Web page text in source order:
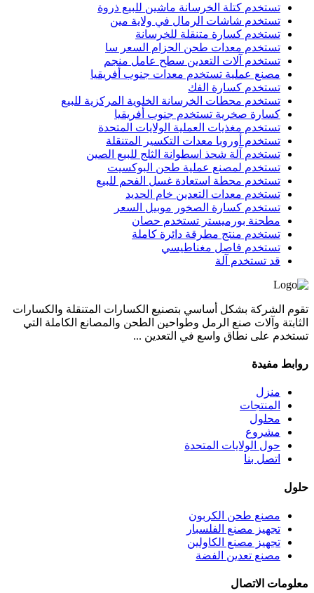
تستخدم كتلة الخرسانة ماشين للبيع ذروة
تستخدم شاشات الرمال في ولاية مين
تستخدم كسارة متنقلة للخرسانة
تستخدم معدات طحن الحزام السعر سا
تستخدم آلات التعدين سطح عامل منجم
مصنع عملية تستخدم معدات جنوب أفريقيا
تستخدم كسارة الفك
تستخدم محطات الخرسانة الخلوية المركزية للبيع
كسارة صخرية تستخدم جنوب أفريقيا
تستخدم مغذيات العملية الولايات المتحدة
تستخدم أوروبا معدات التكسير المتنقلة
تستخدم آلة شحذ اسطوانة الثلج للبيع الصين
تستخدم لمصنع عملية طحن البوكسيت
تستخدم محطة استعادة غسل الفحم للبيع
تستخدم معدات التعدين خام الحديد
تستخدم كسارة الصخور موبيل السعر
مطحنة بورميستر تستخدم حصان
تستخدم منتج مطرقة دائرة كاملة
تستخدم فاصل مغناطيسي
قد تستخدم آلة
تقوم الشركة بشكل أساسي بتصنيع الكسارات المتنقلة والكسارات
الثابتة وآلات صنع الرمل وطواحين الطحن والمصانع الكاملة التي
تستخدم على نطاق واسع في التعدين ...
روابط مفيدة
منزل
المنتجات
محلول
مشروع
حول الولايات المتحدة
اتصل بنا
حلول
مصنع طحن الكربون
تجهيز مصنع الفلسبار
تجهيز مصنع الكاولين
مصنع تعدين الفضة
معلومات الاتصال